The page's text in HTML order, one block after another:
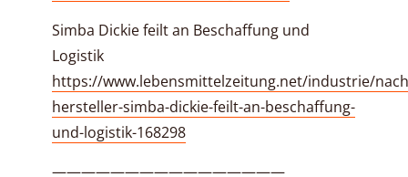
Simba Dickie feilt an Beschaffung und
Logistik
https://www.lebensmittelzeitung.net/industrie/
hersteller-simba-dickie-feilt-an-beschaffung-
und-logistik-168298
————————————————